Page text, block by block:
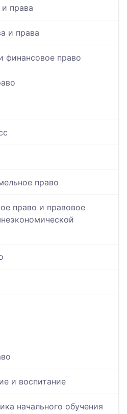
права
и права
финансовое право
право
право и правовое
и воспитание
начального обучения